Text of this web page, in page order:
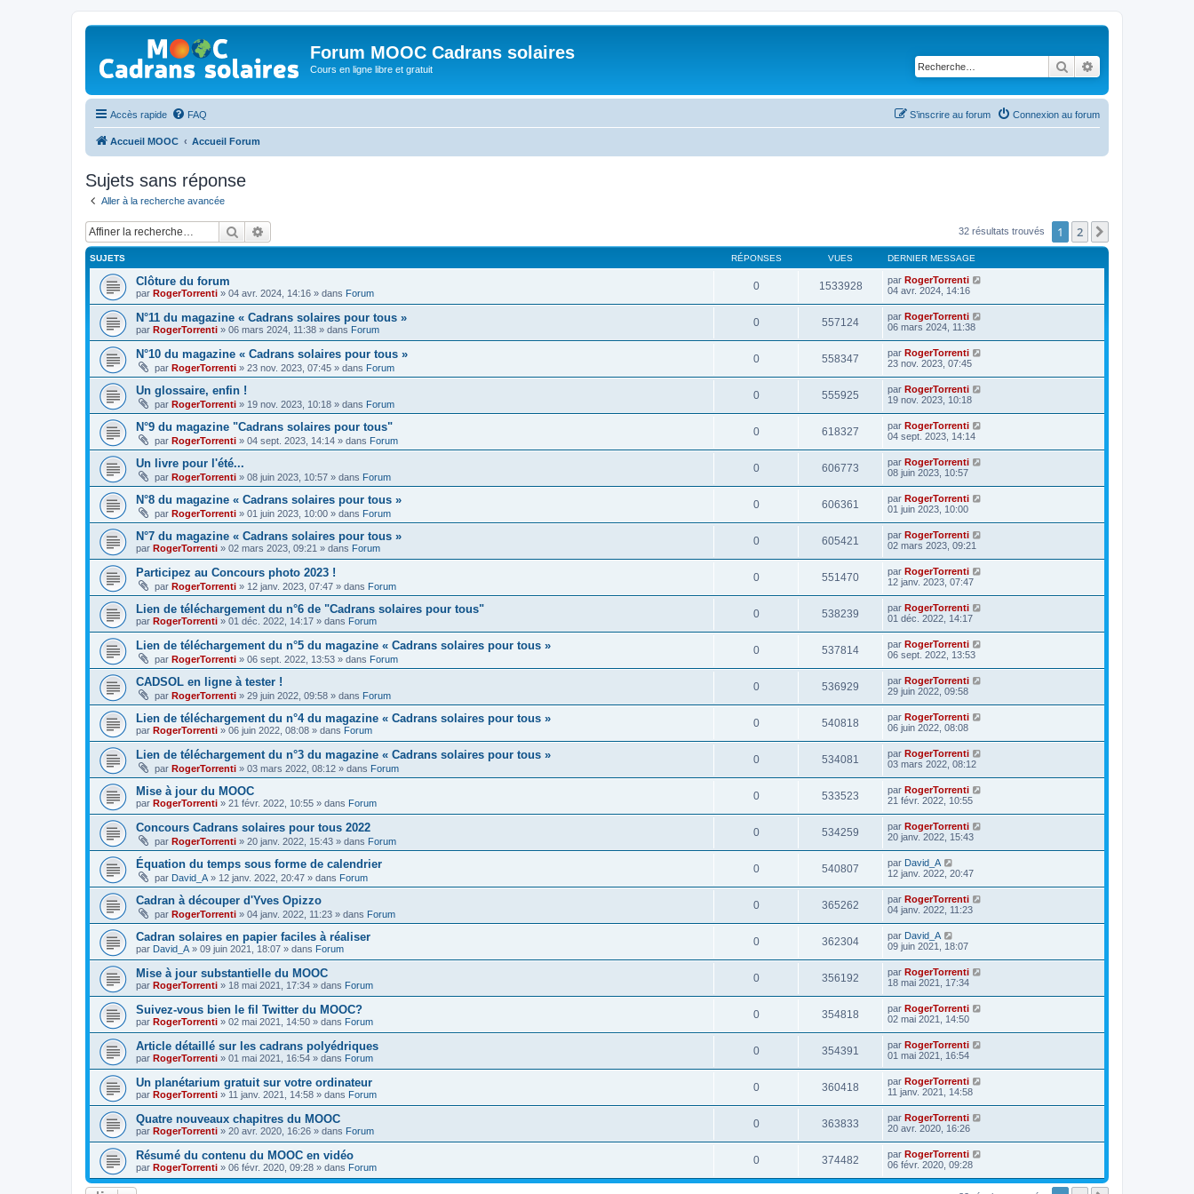
Forum MOOC Cadrans solaires
Cours en ligne libre et gratuit Rechercher
Accès rapide FAQ Connexion au forum
S’inscrire au forum
Accueil MOOC Accueil Forum
Sujets sans réponse
Aller à la recherche avancée
Rechercher 32 résultats trouvés 1 2
SUJETS RÉPONSES VUES DERNIER MESSAGE
Clôture du forum
par RogerTorrenti » 04 avr. 2024, 14:16 » dans Forum
0 1533928 par RogerTorrenti
04 avr. 2024, 14:16
N°11 du magazine « Cadrans solaires pour tous »
par RogerTorrenti » 06 mars 2024, 11:38 » dans Forum
0 557124 par RogerTorrenti
06 mars 2024, 11:38
N°10 du magazine « Cadrans solaires pour tous »
par RogerTorrenti » 23 nov. 2023, 07:45 » dans Forum
0 558347 par RogerTorrenti
23 nov. 2023, 07:45
Un glossaire, enfin !
par RogerTorrenti » 19 nov. 2023, 10:18 » dans Forum
0 555925 par RogerTorrenti
19 nov. 2023, 10:18
N°9 du magazine "Cadrans solaires pour tous"
par RogerTorrenti » 04 sept. 2023, 14:14 » dans Forum
0 618327 par RogerTorrenti
04 sept. 2023, 14:14
Un livre pour l'été...
par RogerTorrenti » 08 juin 2023, 10:57 » dans Forum
0 606773 par RogerTorrenti
08 juin 2023, 10:57
N°8 du magazine « Cadrans solaires pour tous »
par RogerTorrenti » 01 juin 2023, 10:00 » dans Forum
0 606361 par RogerTorrenti
01 juin 2023, 10:00
N°7 du magazine « Cadrans solaires pour tous »
par RogerTorrenti » 02 mars 2023, 09:21 » dans Forum
0 605421 par RogerTorrenti
02 mars 2023, 09:21
Participez au Concours photo 2023 !
par RogerTorrenti » 12 janv. 2023, 07:47 » dans Forum
0 551470 par RogerTorrenti
12 janv. 2023, 07:47
Lien de téléchargement du n°6 de "Cadrans solaires pour tous"
par RogerTorrenti » 01 déc. 2022, 14:17 » dans Forum
0 538239 par RogerTorrenti
01 déc. 2022, 14:17
Lien de téléchargement du n°5 du magazine « Cadrans solaires pour tous »
par RogerTorrenti » 06 sept. 2022, 13:53 » dans Forum
0 537814 par RogerTorrenti
06 sept. 2022, 13:53
CADSOL en ligne à tester !
par RogerTorrenti » 29 juin 2022, 09:58 » dans Forum
0 536929 par RogerTorrenti
29 juin 2022, 09:58
Lien de téléchargement du n°4 du magazine « Cadrans solaires pour tous »
par RogerTorrenti » 06 juin 2022, 08:08 » dans Forum
0 540818 par RogerTorrenti
06 juin 2022, 08:08
Lien de téléchargement du n°3 du magazine « Cadrans solaires pour tous »
par RogerTorrenti » 03 mars 2022, 08:12 » dans Forum
0 534081 par RogerTorrenti
03 mars 2022, 08:12
Mise à jour du MOOC
par RogerTorrenti » 21 févr. 2022, 10:55 » dans Forum
0 533523 par RogerTorrenti
21 févr. 2022, 10:55
Concours Cadrans solaires pour tous 2022
par RogerTorrenti » 20 janv. 2022, 15:43 » dans Forum
0 534259 par RogerTorrenti
20 janv. 2022, 15:43
Équation du temps sous forme de calendrier
par David_A » 12 janv. 2022, 20:47 » dans Forum
0 540807 par David_A
12 janv. 2022, 20:47
Cadran à découper d'Yves Opizzo
par RogerTorrenti » 04 janv. 2022, 11:23 » dans Forum
0 365262 par RogerTorrenti
04 janv. 2022, 11:23
Cadran solaires en papier faciles à réaliser
par David_A » 09 juin 2021, 18:07 » dans Forum
0 362304 par David_A
09 juin 2021, 18:07
Mise à jour substantielle du MOOC
par RogerTorrenti » 18 mai 2021, 17:34 » dans Forum
0 356192 par RogerTorrenti
18 mai 2021, 17:34
Suivez-vous bien le fil Twitter du MOOC?
par RogerTorrenti » 02 mai 2021, 14:50 » dans Forum
0 354818 par RogerTorrenti
02 mai 2021, 14:50
Article détaillé sur les cadrans polyédriques
par RogerTorrenti » 01 mai 2021, 16:54 » dans Forum
0 354391 par RogerTorrenti
01 mai 2021, 16:54
Un planétarium gratuit sur votre ordinateur
par RogerTorrenti » 11 janv. 2021, 14:58 » dans Forum
0 360418 par RogerTorrenti
11 janv. 2021, 14:58
Quatre nouveaux chapitres du MOOC
par RogerTorrenti » 20 avr. 2020, 16:26 » dans Forum
0 363833 par RogerTorrenti
20 avr. 2020, 16:26
Résumé du contenu du MOOC en vidéo
par RogerTorrenti » 06 févr. 2020, 09:28 » dans Forum
0 374482 par RogerTorrenti
06 févr. 2020, 09:28